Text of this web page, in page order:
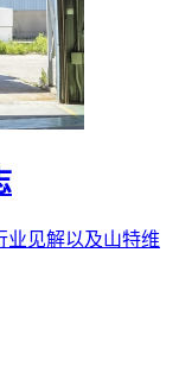
业见解以及山特维